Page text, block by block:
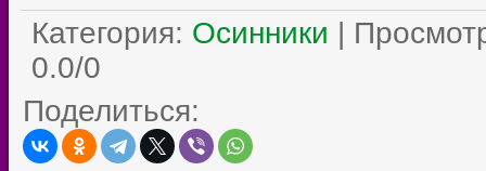
Категория: Осинники |
0.0/0
Поделиться: